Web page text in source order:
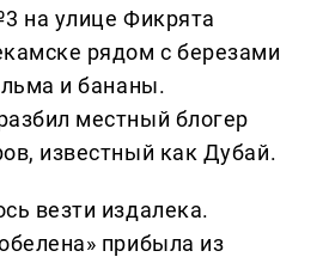
на улице Фикрята
рядом с березами
и бананы.
местный блогер
известный как Дубай.
везти издалека.
прибыла из